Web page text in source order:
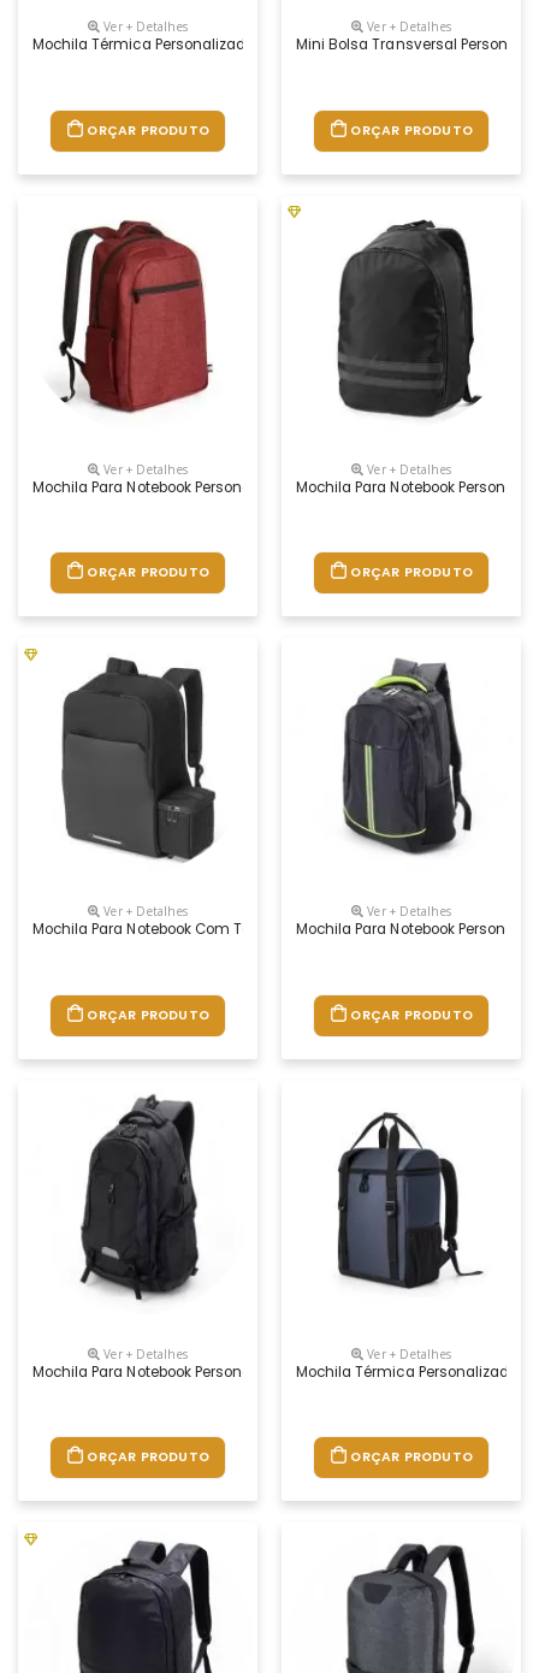
Ver + Detalhes
Mochila Térmica Personalizada
ORÇAR PRODUTO
Ver + Detalhes
Mini Bolsa Transversal
ORÇAR PRODUTO
Ver + Detalhes
Mochila Para Notebook Personalizada
ORÇAR PRODUTO
Ver + Detalhes
Mochila Para Notebook
ORÇAR PRODUTO
Ver + Detalhes
Mochila Para Notebook Com Térmica Personalizada
ORÇAR PRODUTO
Ver + Detalhes
Mochila Para Notebook
ORÇAR PRODUTO
Ver + Detalhes
Mochila Para Notebook Personalizada
ORÇAR PRODUTO
Ver + Detalhes
Mochila Térmica Personalizada
ORÇAR PRODUTO